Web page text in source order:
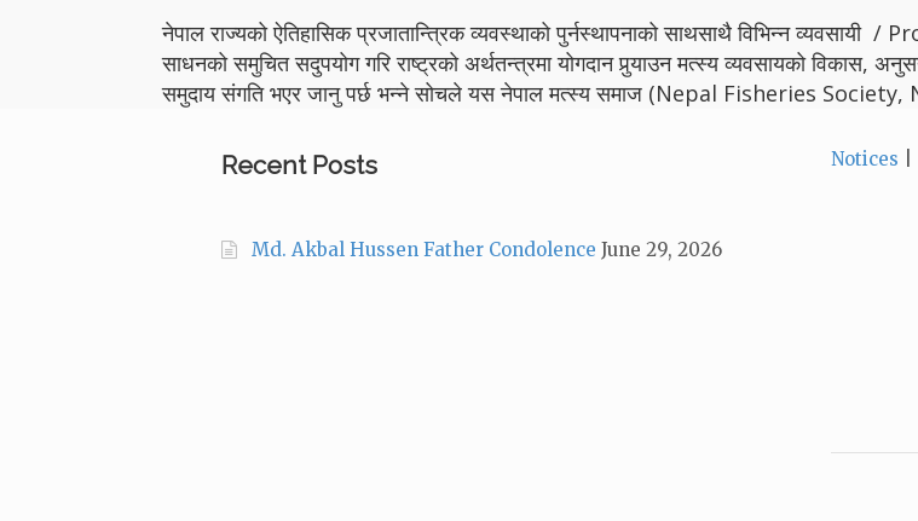
नेपाल राज्यको ऐतिहासिक प्रजातान्त्रिक व्यवस्थाको पुर्नस्थापनाको साथसाथै विभिन्न व्यवसायी
साधनको समुचित सदुपयोग गरि राष्ट्रको अर्थतन्त्रमा योगदान पुर्‍याउन मत्स्य व्यवसायको विकास,
समुदाय संगति भएर जानु पर्छ भन्ने सोचले यस नेपाल मत्स्य समाज (Nepal Fisheries Society,
Recent Posts
Md. Akbal Hussen Father Condolence June 29, 2026
Notices